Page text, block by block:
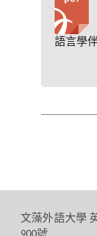
語言學
文藻外語大學
號